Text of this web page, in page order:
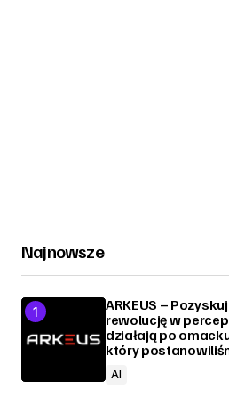
Najnowsze
ARKEUS –
rewolucję w
działają po
który
AI